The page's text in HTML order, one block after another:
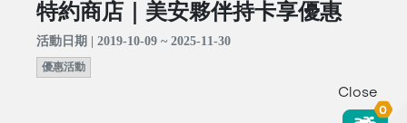
特約商店｜美安夥伴持卡享優惠
活動日期 | 2019-10-09 ~ 2025-11-30
優惠活動
Close
0